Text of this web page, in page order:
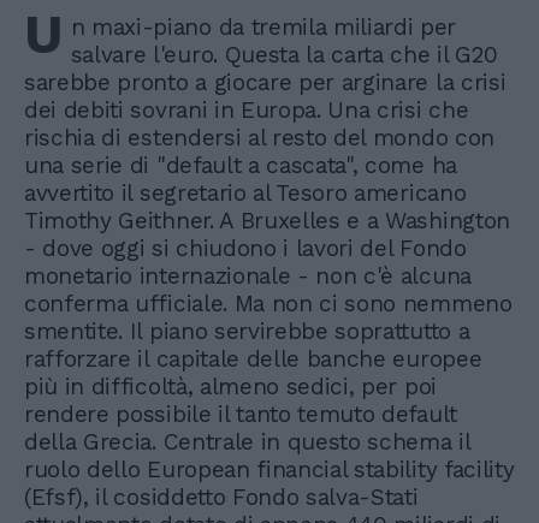
U n maxi-piano da tremila miliardi per
salvare l'euro. Questa la carta che il G20
sarebbe pronto a giocare per arginare la crisi
dei debiti sovrani in Europa. Una crisi che
rischia di estendersi al resto del mondo con
una serie di "default a cascata", come ha
avvertito il segretario al Tesoro americano
Timothy Geithner. A Bruxelles e a Washington
- dove oggi si chiudono i lavori del Fondo
monetario internazionale - non c'è alcuna
conferma ufficiale. Ma non ci sono nemmeno
smentite. Il piano servirebbe soprattutto a
rafforzare il capitale delle banche europee
più in difficoltà, almeno sedici, per poi
rendere possibile il tanto temuto default
della Grecia. Centrale in questo schema il
ruolo dello European financial stability facility
(Efsf), il cosiddetto Fondo salva-Stati